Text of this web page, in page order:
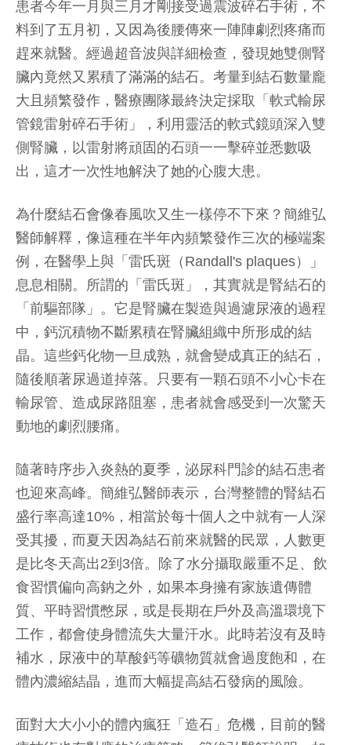
患者今年一月與三月才剛接受過震波碎石手術，不
料到了五月初，又因為後腰傳來一陣陣劇烈疼痛而
趕來就醫。經過超音波與詳細檢查，發現她雙側腎
臟內竟然又累積了滿滿的結石。考量到結石數量龐
大且頻繁發作，醫療團隊最終決定採取「軟式輸尿
管鏡雷射碎石手術」，利用靈活的軟式鏡頭深入雙
側腎臟，以雷射將頑固的石頭一一擊碎並悉數吸
出，這才一次性地解決了她的心腹大患。
為什麼結石會像春風吹又生一樣停不下來？簡維弘
醫師解釋，像這種在半年內頻繁發作三次的極端案
例，在醫學上與「雷氏斑（Randall's plaques）」
息息相關。所謂的「雷氏斑」，其實就是腎結石的
「前驅部隊」。它是腎臟在製造與過濾尿液的過程
中，鈣沉積物不斷累積在腎臟組織中所形成的結
晶。這些鈣化物一旦成熟，就會變成真正的結石，
隨後順著尿過道掉落。只要有一顆石頭不小心卡在
輸尿管、造成尿路阻塞，患者就會感受到一次驚天
動地的劇烈腰痛。
隨著時序步入炎熱的夏季，泌尿科門診的結石患者
也迎來高峰。簡維弘醫師表示，台灣整體的腎結石
盛行率高達10%，相當於每十個人之中就有一人深
受其擾，而夏天因為結石前來就醫的民眾，人數更
是比冬天高出2到3倍。除了水分攝取嚴重不足、飲
食習慣偏向高鈉之外，如果本身擁有家族遺傳體
質、平時習慣憋尿，或是長期在戶外及高溫環境下
工作，都會使身體流失大量汗水。此時若沒有及時
補水，尿液中的草酸鈣等礦物質就會過度飽和，在
體內濃縮結晶，進而大幅提高結石發病的風險。
面對大大小小的體內瘋狂「造石」危機，目前的醫